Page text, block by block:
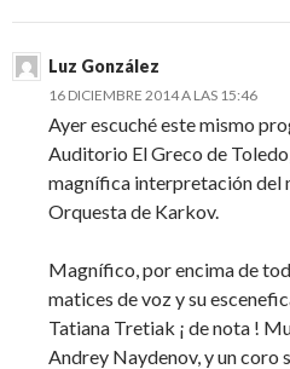
Luz González
16 DICIEMBRE 2014 A LAS 15:46
Ayer escuché este mismo
Auditorio El Greco de
magnífica interpretación del
Orquesta de Karkov.
Magnífico, por encima de
matices de voz y su
Tatiana Tretiak ¡ de nota !
Andrey Naydenov, y un coro